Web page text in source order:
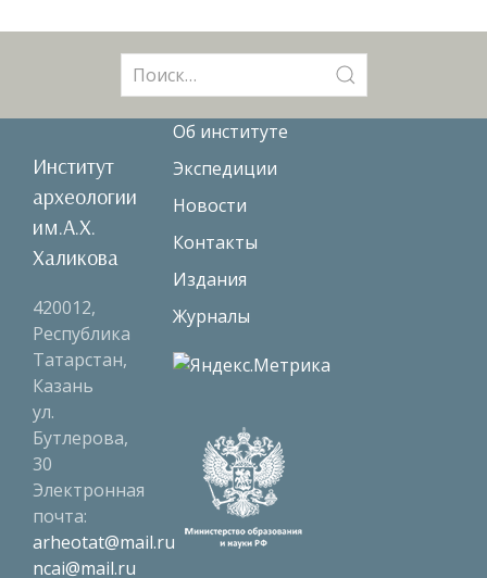
Институт
археологии
им.А.Х.
Халикова
420012,
Республика
Татарстан,
Казань
ул.
Бутлерова,
30
Электронная
почта:
arheotat@mail.ru
ncai@mail.ru
Об институте
Экспедиции
Новости
Контакты
Издания
Журналы